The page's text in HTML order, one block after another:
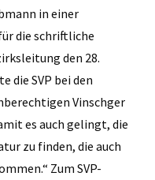
in einer
die schriftliche
den 28.
die SVP bei den
Vinschger
es auch gelingt, die
zu finden, die auch
Zum SVP-